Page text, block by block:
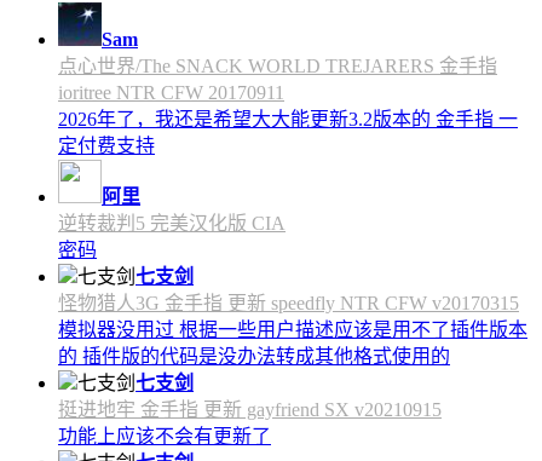
Sam
点心世界/The SNACK WORLD TREJARERS 金手指
ioritree NTR CFW 20170911
2026年了，我还是希望大大能更新3.2版本的 金手指 一
定付费支持
阿里
逆转裁判5 完美汉化版 CIA
密码
七支剑
怪物猎人3G 金手指 更新 speedfly NTR CFW v20170315
模拟器没用过 根据一些用户描述应该是用不了插件版本
的 插件版的代码是没办法转成其他格式使用的
七支剑
挺进地牢 金手指 更新 gayfriend SX v20210915
功能上应该不会有更新了